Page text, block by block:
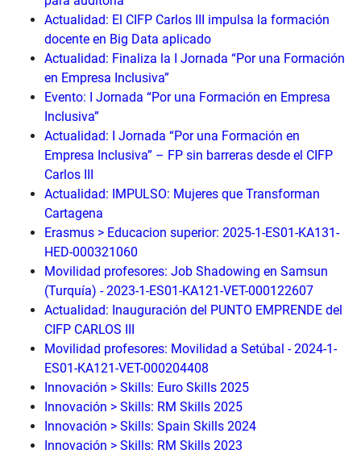
Actualidad: El CIFP Carlos III impulsa la formación
docente en Big Data aplicado
Actualidad: Finaliza la I Jornada “Por una Formación
en Empresa Inclusiva”
Evento: I Jornada “Por una Formación en Empresa
Inclusiva”
Actualidad: I Jornada “Por una Formación en
Empresa Inclusiva” – FP sin barreras desde el CIFP
Carlos III
Actualidad: IMPULSO: Mujeres que Transforman
Cartagena
Erasmus > Educacion superior: 2025-1-ES01-KA131-
HED-000321060
Movilidad profesores: Job Shadowing en Samsun
(Turquía) - 2023-1-ES01-KA121-VET-000122607
Actualidad: Inauguración del PUNTO EMPRENDE del
CIFP CARLOS III
Movilidad profesores: Movilidad a Setúbal - 2024-1-
ES01-KA121-VET-000204408
Innovación > Skills: Euro Skills 2025
Innovación > Skills: RM Skills 2025
Innovación > Skills: Spain Skills 2024
Innovación > Skills: RM Skills 2023